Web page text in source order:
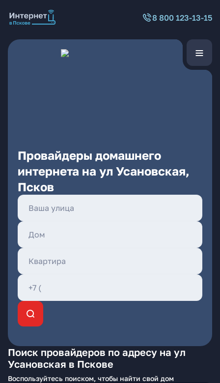
8 800 123-13-15
Провайдеры домашнего
интернета на ул Усановская,
Псков
Поиск провайдеров по адресу на ул
Усановская в Пскове
Воспользуйтесь поиском, чтобы найти свой дом